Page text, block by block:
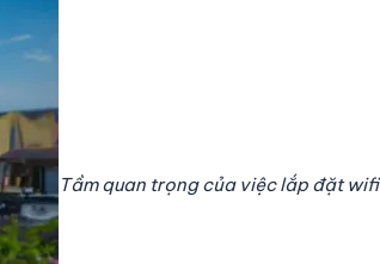
Tầm quan trọng của việc lắp đặt wifi